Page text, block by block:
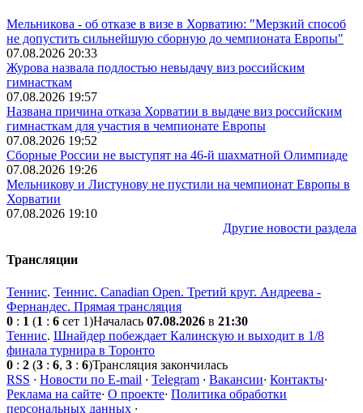
Мельникова - об отказе в визе в Хорватию: "Мерзкий способ
не допустить сильнейшую сборную до чемпионата Европы"
07.08.2026 20:33
Журова назвала подлостью невыдачу виз российским
гимнасткам
07.08.2026 19:57
Названа причина отказа Хорватии в выдаче виз российским
гимнасткам для участия в чемпионате Европы
07.08.2026 19:52
Сборные России не выступят на 46-й шахматной Олимпиаде
07.08.2026 19:26
Мельникову и Листунову не пустили на чемпионат Европы в
Хорватии
07.08.2026 19:10
Другие новости раздела
Трансляции
Теннис. Теннис. Canadian Open. Третий круг. Андреева -
Фернандес. Прямая трансляция
0 : 1 (1 : 6 сет 1)Началась 07.08.2026 в 21:30
Теннис. Шнайдер побеждает Калинскую и выходит в 1/8
финала турнира в Торонто
0 : 2 (3 : 6, 3 : 6)Трансляция закончилась
RSS · Новости по E-mail · Telegram · Вакансии· Контакты·
Реклама на сайте· О проекте· Политика обработки
персональных данных ·